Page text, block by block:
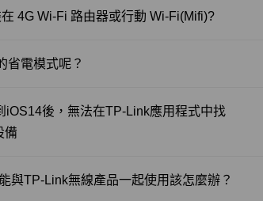
4G Wi-Fi 路由器或行動 Wi-Fi(Mifi)?
省電模式呢？
iOS14後，無法在TP-Link應用程式中找
備
與TP-Link無線產品一起使用該怎麼辦？